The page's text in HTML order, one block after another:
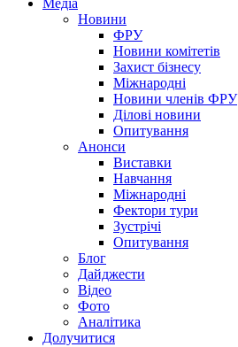
Медіа
Новини
ФРУ
Новини комітетів
Захист бізнесу
Міжнародні
Новини членів ФРУ
Ділові новини
Опитування
Анонси
Виставки
Навчання
Міжнародні
Фектори тури
Зустрічі
Опитування
Блог
Дайджести
Відео
Фото
Аналітика
Долучитися